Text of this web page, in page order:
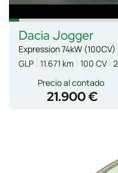
Dacia Jogger
Expression 74kW (100CV)
GLP 11.671 km 100 CV
Precio al contado
21.900 €